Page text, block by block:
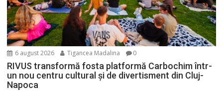
6 august 2026 Tigancea Madalina 0
RIVUS transformă fosta platformă Carbochim într-
un nou centru cultural și de divertisment din Cluj-
Napoca